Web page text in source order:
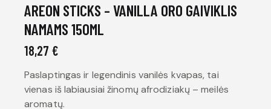
AREON STICKS – VANILLA ORO GAIVIKLIS
NAMAMS 150ML
18,27 €
Paslaptingas ir legendinis vanilės kvapas, tai
vienas iš labiausiai žinomų afrodiziakų – meilės
aromatų.